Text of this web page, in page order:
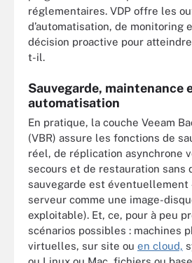
réglementaires. VDP offre les
d’automatisation, de monitoring
décision proactive pour
t-il.
Sauvegarde, maintenance
automatisation
En pratique, la couche Veeam
(VBR) assure les fonctions de
réel, de réplication asynchrone
secours et de restauration sans
sauvegarde est éventuellement
serveur comme une image-
exploitable). Et, ce, pour à peu
scénarios possibles : machines
virtuelles, sur site ou en cloud,